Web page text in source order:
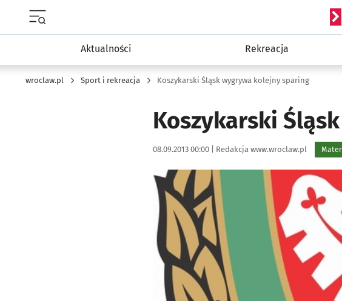
Aktualności Rekreacja
wroclaw.pl Sport i rekreacja Koszykarski Śląsk wygrywa kolejny sparing
Koszykarski
Data publikacji:
08.09.2013 00:00 | Autor:
Redakcja www.wroclaw.pl
Kliknij, aby powiększyć